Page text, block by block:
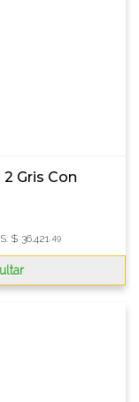
Gris Con
$ 36.421 ,49